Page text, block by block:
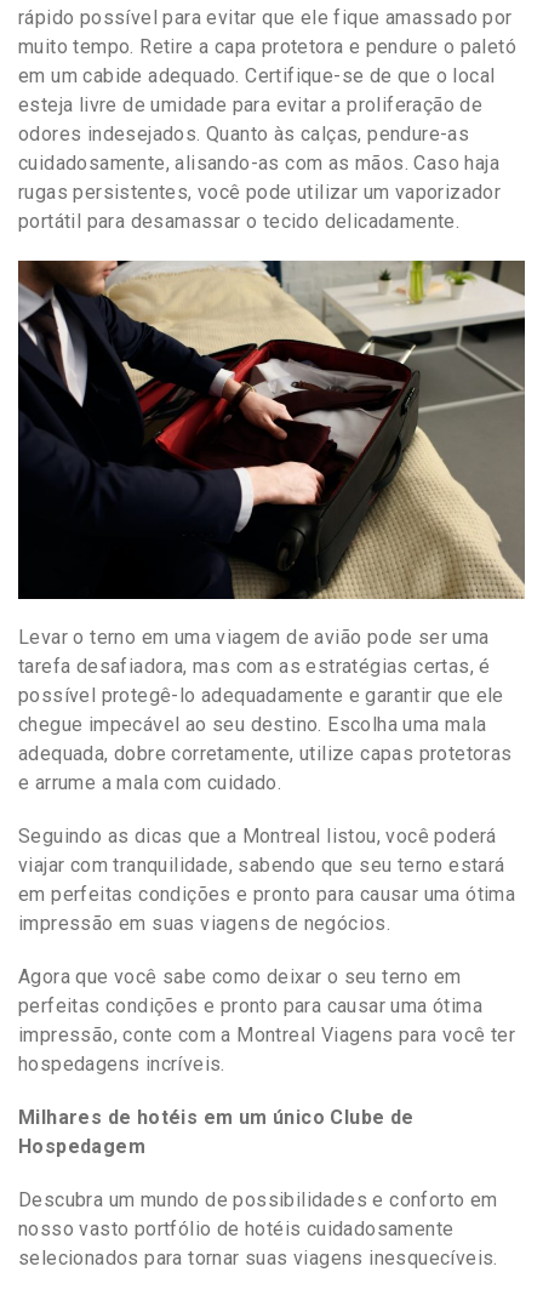
rápido possível para evitar que ele fique amassado por
muito tempo. Retire a capa protetora e pendure o paletó
em um cabide adequado. Certifique-se de que o local
esteja livre de umidade para evitar a proliferação de
odores indesejados. Quanto às calças, pendure-as
cuidadosamente, alisando-as com as mãos. Caso haja
rugas persistentes, você pode utilizar um vaporizador
portátil para desamassar o tecido delicadamente.
Levar o terno em uma viagem de avião pode ser uma
tarefa desafiadora, mas com as estratégias certas, é
possível protegê-lo adequadamente e garantir que ele
chegue impecável ao seu destino. Escolha uma mala
adequada, dobre corretamente, utilize capas protetoras
e arrume a mala com cuidado.
Seguindo as dicas que a Montreal listou, você poderá
viajar com tranquilidade, sabendo que seu terno estará
em perfeitas condições e pronto para causar uma ótima
impressão em suas viagens de negócios.
Agora que você sabe como deixar o seu terno em
perfeitas condições e pronto para causar uma ótima
impressão, conte com a Montreal Viagens para você ter
hospedagens incríveis.
Milhares de hotéis em um único Clube de
Hospedagem
Descubra um mundo de possibilidades e conforto em
nosso vasto portfólio de hotéis cuidadosamente
selecionados para tornar suas viagens inesquecíveis.